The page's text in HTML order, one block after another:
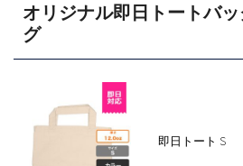
オリジナル即日トートバ
グ
即日トート S